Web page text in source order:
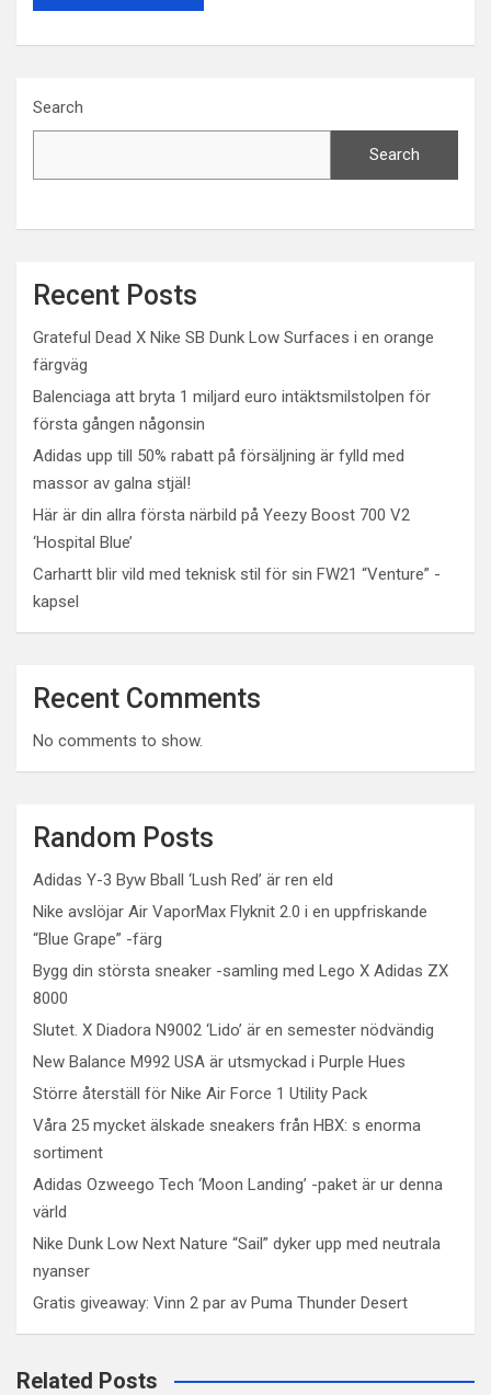
Search
Search
Recent Posts
Grateful Dead X Nike SB Dunk Low Surfaces i en orange
färgväg
Balenciaga att bryta 1 miljard euro intäktsmilstolpen för
första gången någonsin
Adidas upp till 50% rabatt på försäljning är fylld med
massor av galna stjäl!
Här är din allra första närbild på Yeezy Boost 700 V2
‘Hospital Blue’
Carhartt blir vild med teknisk stil för sin FW21 “Venture” -
kapsel
Recent Comments
No comments to show.
Random Posts
Adidas Y-3 Byw Bball ‘Lush Red’ är ren eld
Nike avslöjar Air VaporMax Flyknit 2.0 i en uppfriskande
“Blue Grape” -färg
Bygg din största sneaker -samling med Lego X Adidas ZX
8000
Slutet. X Diadora N9002 ‘Lido’ är en semester nödvändig
New Balance M992 USA är utsmyckad i Purple Hues
Större återställ för Nike Air Force 1 Utility Pack
Våra 25 mycket älskade sneakers från HBX: s enorma
sortiment
Adidas Ozweego Tech ‘Moon Landing’ -paket är ur denna
värld
Nike Dunk Low Next Nature “Sail” dyker upp med neutrala
nyanser
Gratis giveaway: Vinn 2 par av Puma Thunder Desert
Related Posts